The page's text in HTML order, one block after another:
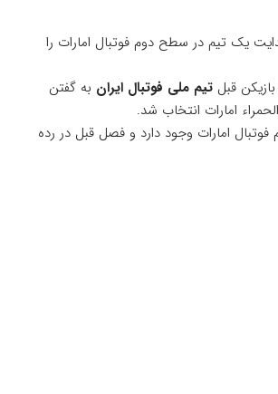
یک تیم در سطح دوم فوتبال امارات را
قبل تیم ملی فوتبال ایران به گفتن
امارات انتخاب شد.
امارات وجود دارد و فصل قبل در رده